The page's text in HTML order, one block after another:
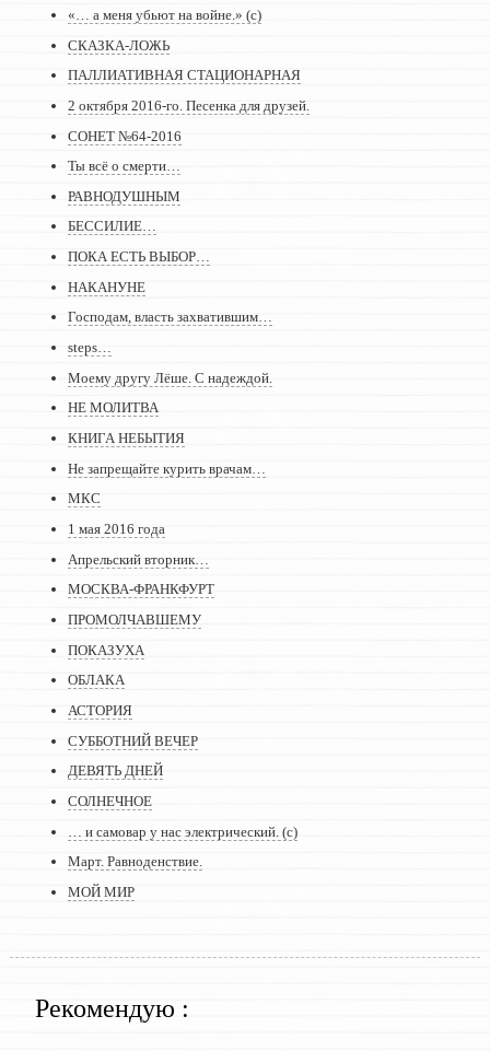
«… а меня убьют на войне.» (с)
СКАЗКА-ЛОЖЬ
ПАЛЛИАТИВНАЯ СТАЦИОНАРНАЯ
2 октября 2016-го. Песенка для друзей.
СОНЕТ №64-2016
Ты всё о смерти…
РАВНОДУШНЫМ
БЕССИЛИЕ…
ПОКА ЕСТЬ ВЫБОР…
НАКАНУНЕ
Господам, власть захватившим…
steps…
Моему другу Лёше. С надеждой.
НЕ МОЛИТВА
КНИГА НЕБЫТИЯ
Не запрещайте курить врачам…
МКС
1 мая 2016 года
Апрельский вторник…
МОСКВА-ФРАНКФУРТ
ПРОМОЛЧАВШЕМУ
ПОКАЗУХА
ОБЛАКА
АСТОРИЯ
СУББОТНИЙ ВЕЧЕР
ДЕВЯТЬ ДНЕЙ
СОЛНЕЧНОЕ
… и самовар у нас электрический. (с)
Март. Равноденствие.
МОЙ МИР
Рекомендую :